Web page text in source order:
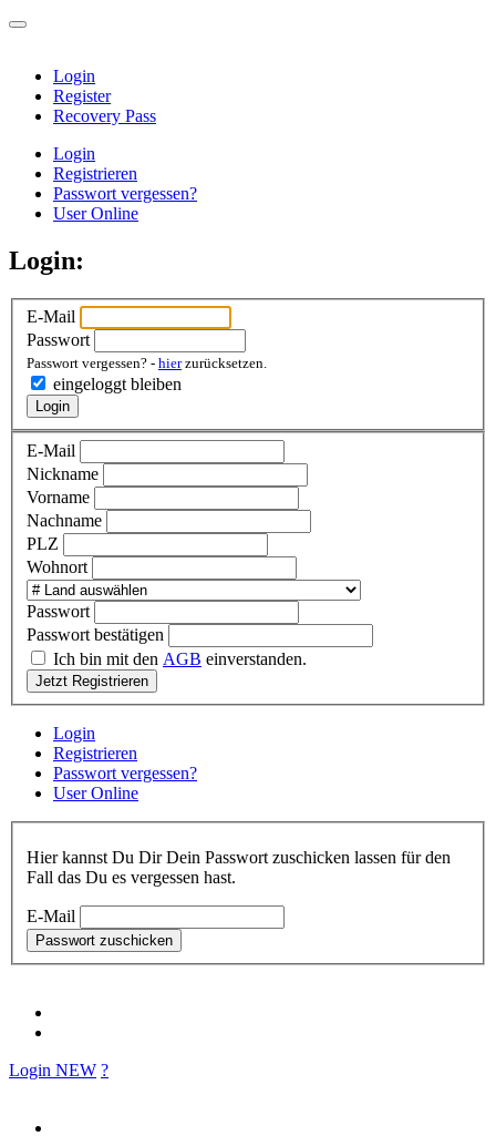
Login
Register
Recovery Pass
Login
Registrieren
Passwort vergessen?
User Online
Login:
E-Mail
Passwort
Passwort vergessen? - hierzurücksetzen.
eingeloggt bleiben
Login
E-Mail
Nickname
Vorname
Nachname
PLZ
Wohnort
Passwort
Passwort bestätigen
Ich bin mit den AGB einverstanden.
Jetzt Registrieren
Login
Registrieren
Passwort vergessen?
User Online
Hier kannst Du Dir Dein Passwort zuschicken lassen für den
Fall das Du es vergessen hast.
E-Mail
Passwort zuschicken
Login NEW ?